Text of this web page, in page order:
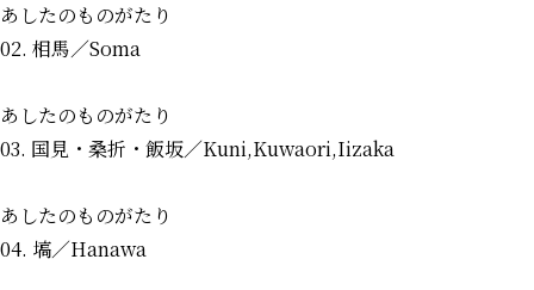
あしたのものがたり
02. 相馬／Soma
あしたのものがたり
03. 国見・桑折・飯坂／Kuni,Kuwaori,Iizaka
あしたのものがたり
04. 塙／Hanawa